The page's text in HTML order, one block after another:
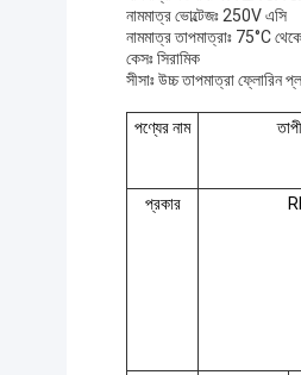
নামমাত্র ভোল্টেজঃ 250V এসি
নামমাত্র তাপমাত্রাঃ 75°C
কেসঃ সিরামিক
সীসাঃ উচ্চ তাপমাত্রা ফ্লোরিন
পণ্যের নাম
প্রকার